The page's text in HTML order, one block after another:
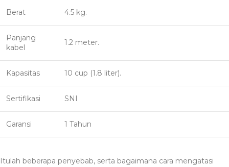
Berat 4.5 kg.
Panjang
kabel
1.2 meter.
Kapasitas 10 cup (1.8 liter).
Sertifikasi SNI
Garansi 1 Tahun
Itulah beberapa penyebab, serta bagaimana cara mengatasi